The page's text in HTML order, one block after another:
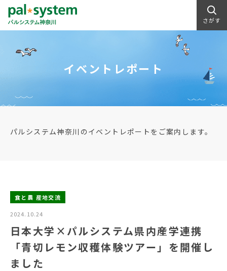
さがす
イベントレポート
パルシステム神奈川のイベントレポートをご案内します。
食と農 産地交流
2024.10.24
日本大学×パルシステム県内産学連携
「青切レモン収穫体験ツアー」を開催し
ました